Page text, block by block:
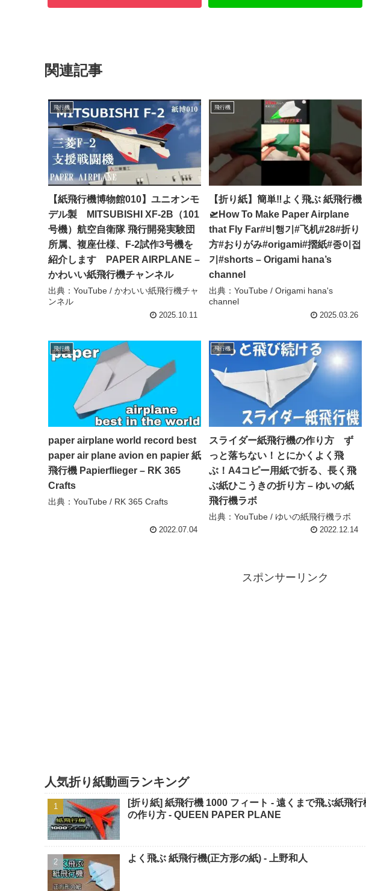
関連記事
飛行機
【紙飛行機博物館010】ユニオンモ
デル製 MITSUBISHI XF-2B（101
号機）航空自衛隊 飛行開発実験団
所属、複座仕様、F-2試作3号機を
紹介します PAPER AIRPLANE –
かわいい紙飛行機チャンネル
出典：YouTube / かわいい紙飛行機チャ
ンネル
2025.10.11
飛行機
【折り紙】簡単‼よく飛ぶ 紙飛行機
🛫How To Make Paper Airplane
that Fly Far#비행기#飞机#28#折り
方#おりがみ#origami#摺紙#종이접
기#shorts – Origami hana’s
channel
出典：YouTube / Origami hana's
channel
2025.03.26
飛行機
paper airplane world record best
paper air plane avion en papier 紙
飛行機 Papierflieger – RK 365
Crafts
出典：YouTube / RK 365 Crafts
2022.07.04
飛行機
スライダー紙飛行機の作り方 ず
っと落ちない！とにかくよく飛
ぶ！A4コピー用紙で折る、長く飛
ぶ紙ひこうきの折り方 – ゆいの紙
飛行機ラボ
出典：YouTube / ゆいの紙飛行機ラボ
2022.12.14
スポンサーリンク
人気折り紙動画ランキング
[折り紙] 紙飛行機 1000 フィート - 遠くまで飛ぶ紙飛
の作り方 - QUEEN PAPER PLANE
よく飛ぶ 紙飛行機(正方形の紙) - 上野和人